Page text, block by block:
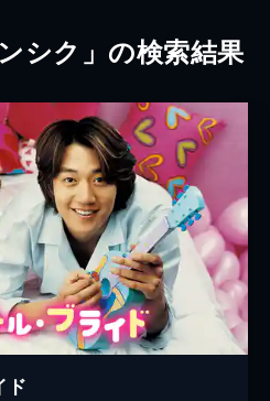
シク」の検索結果
ド